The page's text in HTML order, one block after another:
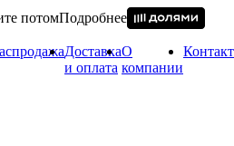
потомПодробнее
Доставка
и оплата
О
компании